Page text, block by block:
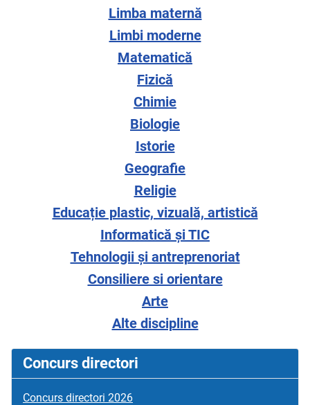
Limba maternă
Limbi moderne
Matematică
Fizică
Chimie
Biologie
Istorie
Geografie
Religie
Educație plastic, vizuală, artistică
Informatică și TIC
Tehnologii și antreprenoriat
Consiliere si orientare
Arte
Alte discipline
Concurs directori
Concurs directori 2026